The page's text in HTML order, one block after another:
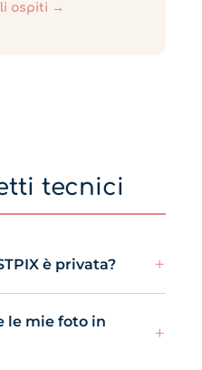
ospiti →
tecnici
è privata? +
le mie foto in
+